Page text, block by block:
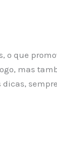
o que
mas